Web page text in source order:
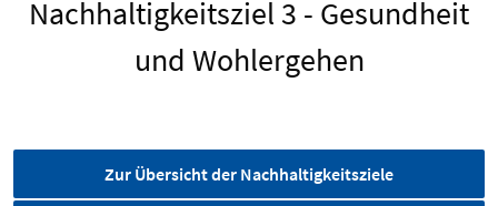
Nachhaltigkeitsziel 3 - Gesundheit
und Wohlergehen
Zur Übersicht der Nachhaltigkeitsziele